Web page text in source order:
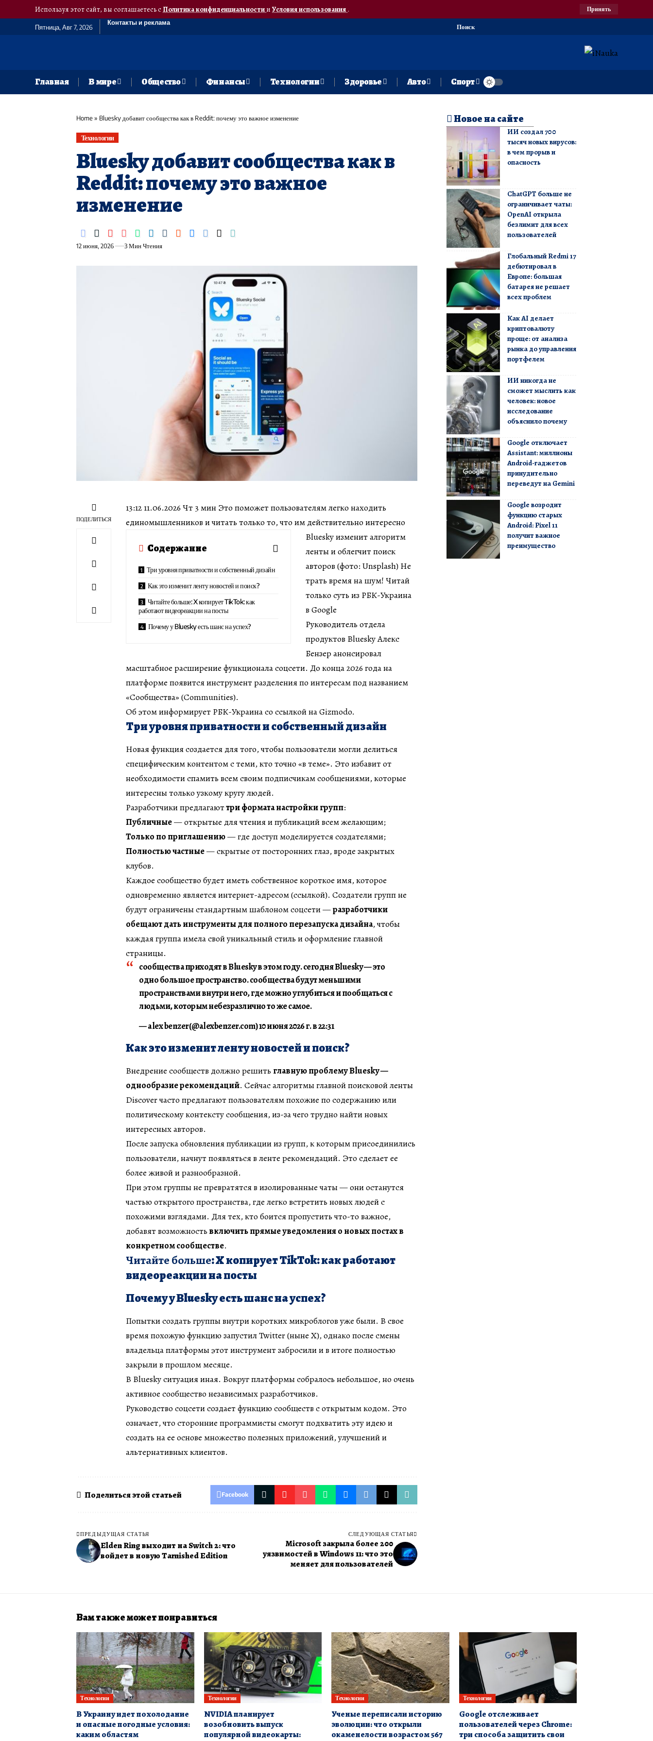
Используя этот сайт, вы соглашаетесь сПолитика конфиденциальностии Условия использования. Принять
Пятница, Авг 7, 2026
Контакты и реклама
Поиск
Главная В мире Общество Финансы Технологии Здоровье Авто Спорт
Home» Bluesky добавит сообщества как в Reddit: почему это важное изменение
Технологии
Bluesky добавит сообщества как в
Reddit: почему это важное
изменение
12 июня, 2026 3 Мин Чтения
ПОДЕЛИТЬСЯ
13:12 11.06.2026 Чт 3 мин Это поможет пользователям легко находить
единомышленников и читать только то, что им действительно интересно
Содержание
Три уровня приватности и собственный дизайн
Как это изменит ленту новостей и поиск?
Читайте больше: X копирует TikTok: как
работают видеореакции на посты
Почему у Bluesky есть шанс на успех?
Bluesky изменит алгоритм
ленты и облегчит поиск
авторов (фото: Unsplash) Не
трать время на шум! Читай
только суть из РБК-Украина
в Google
Руководитель отдела
продуктов Bluesky Алекс
Бензер анонсировал
масштабное расширение функционала соцсети. До конца 2026 года на
платформе появится инструмент разделения по интересам под названием
«Сообщества» (Communities).
Об этом информирует РБК-Украина со ссылкой на Gizmodo.
Три уровня приватности и собственный дизайн
Новая функция создается для того, чтобы пользователи могли делиться
специфическим контентом с теми, кто точно «в теме». Это избавит от
необходимости спамить всем своим подписчикам сообщениями, которые
интересны только узкому кругу людей.
Разработчики предлагаюттри формата настройки групп:
Публичные— открытые для чтения и публикаций всем желающим;
Только по приглашению— где доступ моделируется создателями;
Полностью частные— скрытые от посторонних глаз, вроде закрытых
клубов.
Каждое сообщество будет иметь собственное короткое имя, которое
одновременно является интернет-адресом (ссылкой). Создатели групп не
будут ограничены стандартным шаблоном соцсети —разработчики
обещают дать инструменты для полного перезапуска дизайна, чтобы
каждая группа имела свой уникальный стиль и оформление главной
страницы.
сообщества приходят в Bluesky в этом году. сегодня Bluesky — это
одно большое пространство. сообщества будут меньшими
пространствами внутри него, где можно углубиться и пообщаться с
людьми, которым небезразлично то же самое.
— alex benzer(@alexbenzer.com) 10 июня 2026 г. в 22:31
Как это изменит ленту новостей и поиск?
Внедрение сообществ должно решить главную проблему Bluesky —
однообразие рекомендаций. Сейчас алгоритмы главной поисковой ленты
Discover часто предлагают пользователям похожие по содержанию или
политическому контексту сообщения, из-за чего трудно найти новых
интересных авторов.
После запуска обновления публикации из групп, к которым присоединились
пользователи, начнут появляться в ленте рекомендаций. Это сделает ее
более живой и разнообразной.
При этом группы не превратятся в изолированные чаты — они останутся
частью открытого пространства, где легко встретить новых людей с
похожими взглядами. Для тех, кто боится пропустить что-то важное,
добавят возможность включить прямые уведомления о новых постах в
конкретном сообществе.
Читайте больше: X копирует TikTok: как работают
видеореакции на посты
Почему у Bluesky есть шанс на успех?
Попытки создать группы внутри коротких микроблогов уже были. В свое
время похожую функцию запустил Twitter (ныне X), однако после смены
владельца платформы этот инструмент забросили и в итоге полностью
закрыли в прошлом месяце.
В Bluesky ситуация иная. Вокруг платформы собралось небольшое, но очень
активное сообщество независимых разработчиков.
Руководство соцсети создает функцию сообществ с открытым кодом. Это
означает, что сторонние программисты смогут подхватить эту идею и
создать на ее основе множество полезных приложений, улучшений и
альтернативных клиентов.
Поделиться этой статьей Facebook
ПРЕДЫДУЩАЯ СТАТЬЯ
Elden Ring выходит на Switch 2: что
войдет в новую Tarnished Edition
СЛЕДУЮЩАЯ СТАТЬЯ
Microsoft закрыла более 200
уязвимостей в Windows 11: что это
меняет для пользователей
Новое на сайте
ИИ создал 700
тысяч новых вирусов:
в чем прорыв и
опасность
ChatGPT больше не
ограничивает чаты:
OpenAI открыла
безлимит для всех
пользователей
Глобальный Redmi 17
дебютировал в
Европе: большая
батарея не решает
всех проблем
Как AI делает
криптовалюту
проще: от анализа
рынка до управления
портфелем
ИИ никогда не
сможет мыслить как
человек: новое
исследование
объяснило почему
Google отключает
Assistant: миллионы
Android-гаджетов
принудительно
переведут на Gemini
Google возродит
функцию старых
Android: Pixel 11
получит важное
преимущество
Вам также может понравиться
Технологии
В Украину идет похолодание
и опасные погодные условия:
каким областям
Технологии
NVIDIA планирует
возобновить выпуск
популярной видеокарты:
Технологии
Ученые переписали историю
эволюции: что открыли
окаменелости возрастом 567
Технологии
Google отслеживает
пользователей через Chrome:
три способа защитить свои